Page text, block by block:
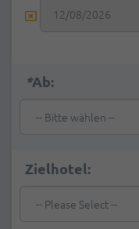
*Ab:
Zielhotel: